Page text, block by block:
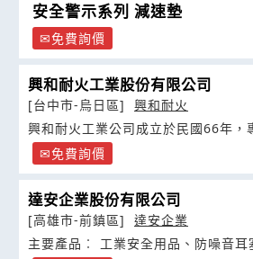
安全警示系列 減速墊
免費詢價
興和耐火工業股份有限公司
[台中市-烏日區]
興和耐火
興和耐火工業公司成立於民國66年，
免費詢價
達安企業股份有限公司
[高雄市-前鎮區]
達安企業
主要產品︰ 工業安全用品、防噪音耳